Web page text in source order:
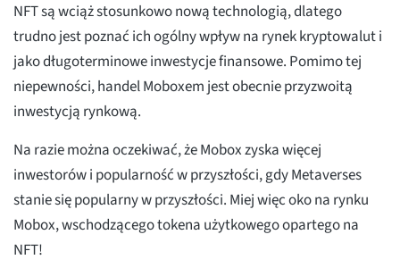
NFT są wciąż stosunkowo nową technologią, dlatego
trudno jest poznać ich ogólny wpływ na rynek kryptowalut i
jako długoterminowe inwestycje finansowe. Pomimo tej
niepewności, handel Moboxem jest obecnie przyzwoitą
inwestycją rynkową.
Na razie można oczekiwać, że Mobox zyska więcej
inwestorów i popularność w przyszłości, gdy Metaverses
stanie się popularny w przyszłości. Miej więc oko na rynku
Mobox, wschodzącego tokena użytkowego opartego na
NFT!